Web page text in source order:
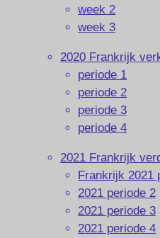
week 2
week 3
2020 Frankrijk
periode 1
periode 2
periode 3
periode 4
2021 Frankrijk
Frankrijk 2021
2021 periode 2
2021 periode 3
2021 periode 4